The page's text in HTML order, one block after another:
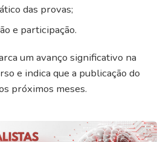
das provas;
e participação.
um avanço significativo na
e indica que a publicação do
próximos meses.